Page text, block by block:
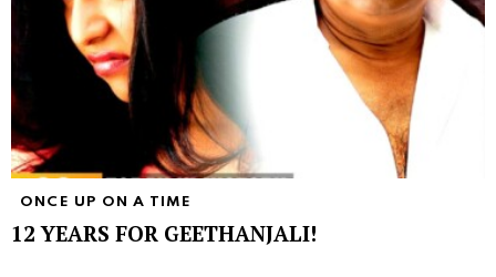
ONCE UP ON A TIME
12 YEARS FOR GEETHANJALI!